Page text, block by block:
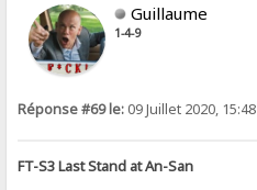
Guillaume
1-4-9
Réponse #69 le: 09 Juillet 2020, 15:48
FT-S3 Last Stand at An-San